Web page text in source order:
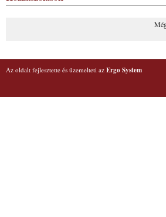
Az oldalt fejlesztette és üzemelteti az Ergo System